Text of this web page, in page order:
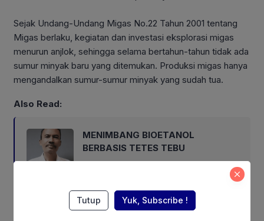
Sejak Undang-Undang Migas No.22 Tahun 2001 tentang
Migas berlaku, kegiatan dan investasi eksplorasi migas
menurun anjlok, sehingga selama bertahun-tahun tidak ada
sumur minyak baru yang ditemukan. Produksi migas hanya
mengandalkan sumur-sumur minyak yang sudah tua.
Also Read:
MENIMBANG BIOETANOL
BERBASIS TETES TEBU
Saat ini produksi minyak mentah di bawah 600 ribu barel
per hari (bph). Angka produksi minyak mentah terendah
Tutup Yuk, Subscribe !